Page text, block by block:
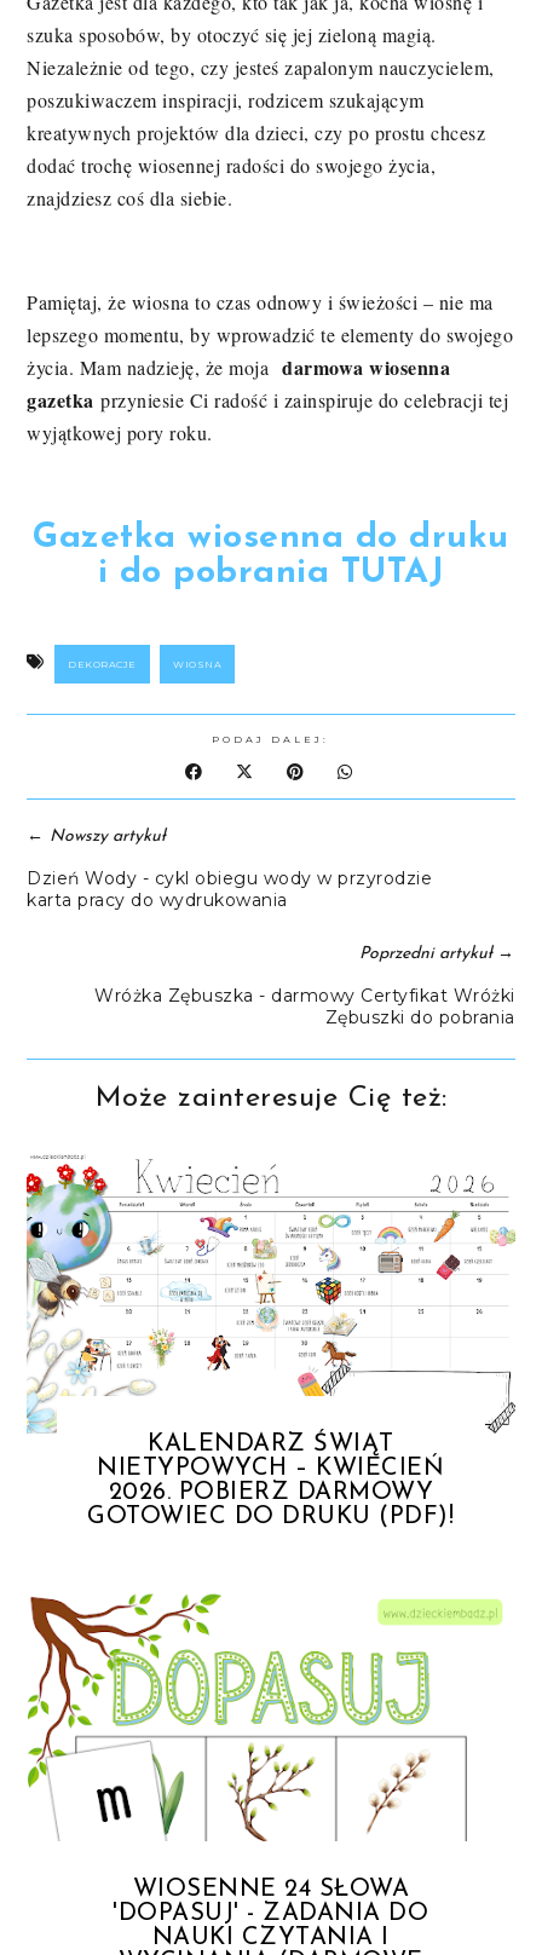
szuka sposobów, by otoczyć się jej zieloną magią.
Niezależnie od tego, czy jesteś zapalonym nauczycielem,
poszukiwaczem inspiracji, rodzicem szukającym
kreatywnych projektów dla dzieci, czy po prostu chcesz
dodać trochę wiosennej radości do swojego życia,
znajdziesz coś dla siebie.
Pamiętaj, że wiosna to czas odnowy i świeżości – nie ma
lepszego momentu, by wprowadzić te elementy do swojego
życia. Mam nadzieję, że mojadarmowa wiosenna
gazetka przyniesie Ci radość i zainspiruje do celebracji tej
wyjątkowej pory roku.
Gazetka wiosenna do druku
i do pobrania TUTAJ
DEKORACJE WIOSNA
PODAJ DALEJ:
← Nowszy artykuł
Dzień Wody - cykl obiegu wody w przyrodzie
karta pracy do wydrukowania
Poprzedni artykuł→
Wróżka Zębuszka - darmowy Certyfikat Wróżki
Zębuszki do pobrania
Może zainteresuje Cię też:
KALENDARZ ŚWIĄT
NIETYPOWYCH – KWIECIEŃ
2026. POBIERZ DARMOWY
GOTOWIEC DO DRUKU (PDF)!
WIOSENNE 24 SŁOWA
'DOPASUJ' - ZADANIA DO
NAUKI CZYTANIA I